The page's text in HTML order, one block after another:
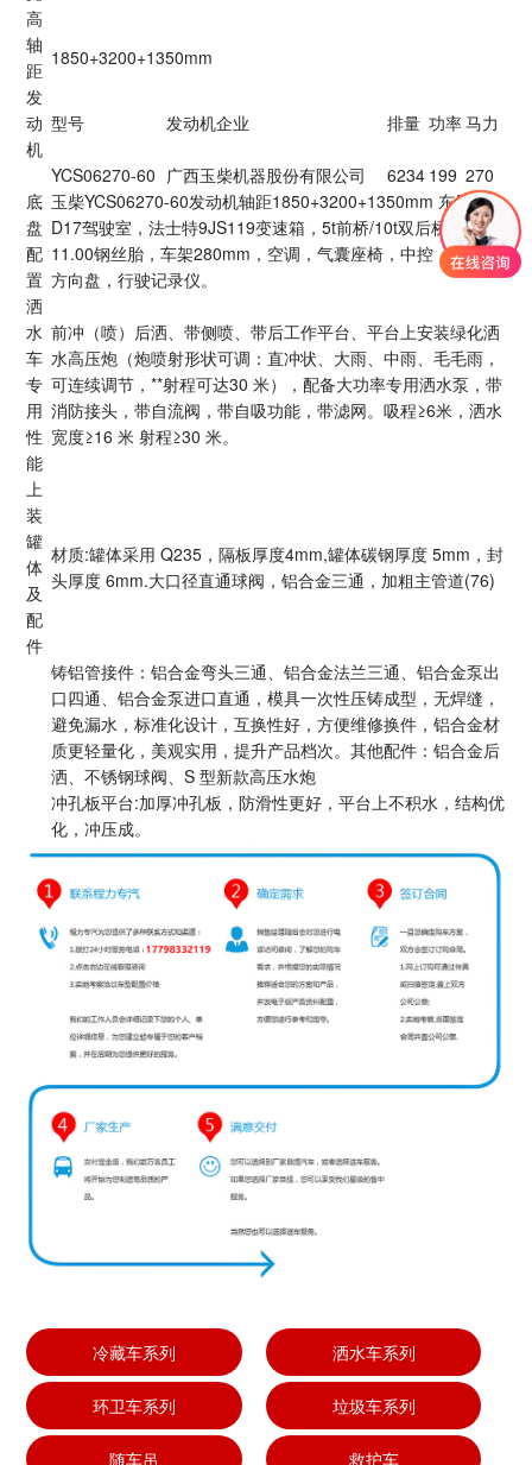
高
轴
距
1850+3200+1350mm
发
动
机
型号 发动机企业 排量 功率马力
YCS06270-60 广西玉柴机器股份有限公司 6234 199 270
底
盘
配
置
玉柴YCS06270-60发动机轴距1850+3200+1350mm 东风随专
D17驾驶室，法士特9JS119变速箱，5t前桥/10t双后桥，
11.00钢丝胎，车架280mm，空调，气囊座椅，中控，多功能
方向盘，行驶记录仪。
洒
水
车
专
用
性
能
前冲（喷）后洒、带侧喷、带后工作平台、平台上安装绿化洒
水高压炮（炮喷射形状可调：直冲状、大雨、中雨、毛毛雨，
可连续调节，**射程可达30 米），配备大功率专用洒水泵，带
消防接头，带自流阀，带自吸功能，带滤网。吸程≥6米，洒水
宽度≥16 米 射程≥30 米。
上
装
罐
体
及
配
件
材质:罐体采用 Q235，隔板厚度4mm,罐体碳钢厚度 5mm，封
头厚度 6mm.大口径直通球阀，铝合金三通，加粗主管道(76)
铸铝管接件：铝合金弯头三通、铝合金法兰三通、铝合金泵出
口四通、铝合金泵进口直通，模具一次性压铸成型，无焊缝，
避免漏水，标准化设计，互换性好，方便维修换件，铝合金材
质更轻量化，美观实用，提升产品档次。其他配件：铝合金后
洒、不锈钢球阀、S 型新款高压水炮
冲孔板平台:加厚冲孔板，防滑性更好，平台上不积水，结构优
化，冲压成。
冷藏车系列 洒水车系列
环卫车系列 垃圾车系列
随车吊 救护车